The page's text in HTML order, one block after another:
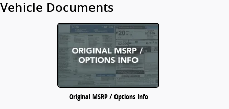
Vehicle Documents
Original MSRP / Options Info